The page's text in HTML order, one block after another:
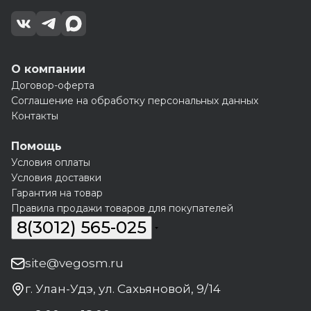
О компании
Договор-оферта
Соглашение на обработку персональных данных
Контакты
Помощь
Условия оплаты
Условия доставки
Гарантия на товар
Правила продажи товаров для покупателей
8(3012) 565-025
site@vegosm.ru
г. Улан-Удэ, ул. Сахьяновой, 9/14